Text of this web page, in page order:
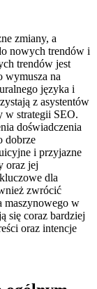
zmiany, a
nowych trendów i
trendów jest
wymusza na
języka i
z asystentów
w strategii SEO.
doświadczenia
dobrze
i przyjazne
oraz jej
dla
zwrócić
maszynowego w
się coraz bardziej
oraz intencje